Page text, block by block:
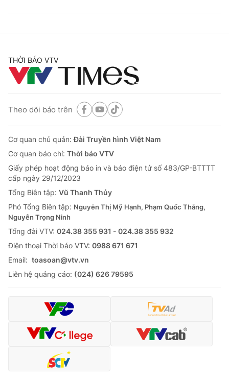
THỜI BÁO VTV
Theo dõi báo trên
Cơ quan chủ quản:Đài Truyền hình Việt Nam
Cơ quan báo chí: Thời báo VTV
Giấy phép hoạt động báo in và báo điện tử số 483/GP-BTTTT
cấp ngày 29/12/2023
Tổng Biên tập: Vũ Thanh Thủy
Phó Tổng Biên tập: Nguyễn Thị Mỹ Hạnh, Phạm Quốc Thắng,
Nguyễn Trọng Ninh
Tổng đài VTV: 024.38 355 931 - 024.38 355 932
Ðiện thoại Thời báo VTV: 0988 671 671
Email: toasoan@vtv.vn
Liên hệ quảng cáo: (024) 626 79595